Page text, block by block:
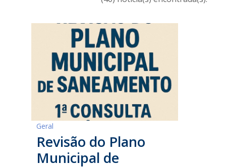
Geral
Revisão do Plano
Municipal de